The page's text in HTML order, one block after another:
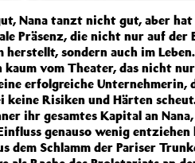
Nana tanzt nicht gut, aber
Präsenz, die nicht nur auf der
sondern auch im
vom Theater, das nicht
erfolgreiche Unternehmerin,
Risiken und Härten
ihr gesamtes Kapital an
genauso wenig
Schlamm der Pariser